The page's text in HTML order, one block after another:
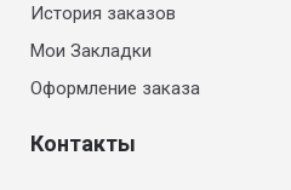
История заказов
Мои Закладки
Оформление заказа
Контакты